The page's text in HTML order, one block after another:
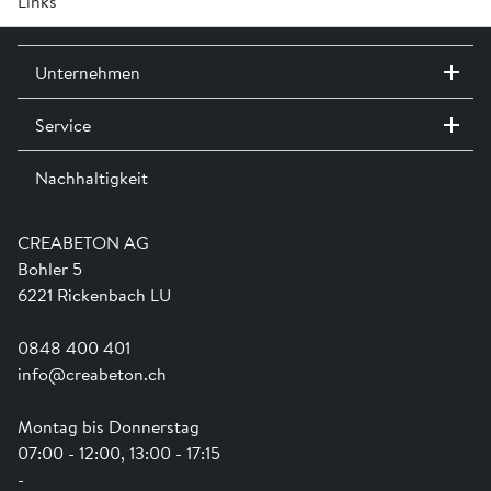
Beton hergestellt.
Ausstellungswegweiser »
CREABETON AG
Bohler 5
6221 Rickenbach LU
0848 400 401
info@creabeton.ch
Montag bis Donnerstag
07:00 - 12:00, 13:00 - 17:15
-
Unternehmen
Kontakt / Standorte
Ausstellungen
Team
Ausbildung
Service
Dienstleistungen
Shop Hilfe
Anwendungsunterstützung
Newsletter
Nachhaltigkeit
Engagement
Swissness
Schwammstadt